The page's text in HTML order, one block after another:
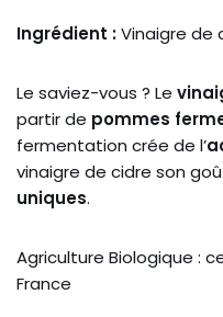
Ingrédient :Vinaigre de
Le saviez-vous ? Le
partir de pommes
fermentation crée de l’
vinaigre de cidre son
uniques.
Agriculture Biologique :
France